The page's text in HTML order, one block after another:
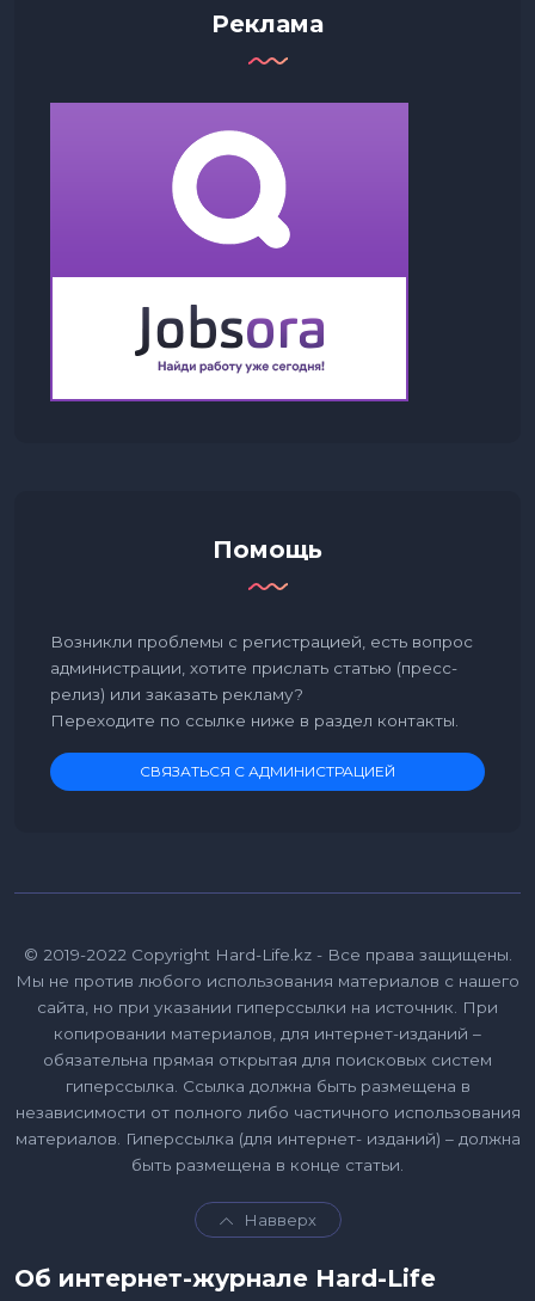
Реклама
Помощь
Возникли проблемы с регистрацией, есть вопрос
администрации, хотите прислать статью (пресс-
релиз) или заказать рекламу?
Переходите по ссылке ниже в раздел контакты.
СВЯЗАТЬСЯ С АДМИНИСТРАЦИЕЙ
© 2019-2022 Copyright Hard-Life.kz - Все права защищены.
Мы не против любого использования материалов с нашего
сайта, но при указании гиперссылки на источник. При
копировании материалов, для интернет-изданий –
обязательна прямая открытая для поисковых систем
гиперссылка. Ссылка должна быть размещена в
независимости от полного либо частичного использования
материалов. Гиперссылка (для интернет- изданий) – должна
быть размещена в конце статьи.
Навверх
Об интернет-журнале Hard-Life